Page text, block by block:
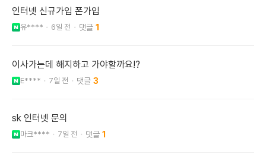
인터넷 신규가입 폰가입
유**** 6일 전 1
이사가는데 해지하고 가야할까요!?
E**** 7일 전 3
sk 인터넷 문의
마크**** 7일 전 1